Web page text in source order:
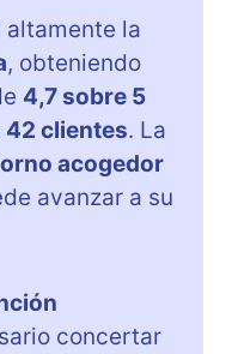
altamente la
, obteniendo
4,7 sobre 5
42 clientes. La
acogedor
avanzar a su
concertar